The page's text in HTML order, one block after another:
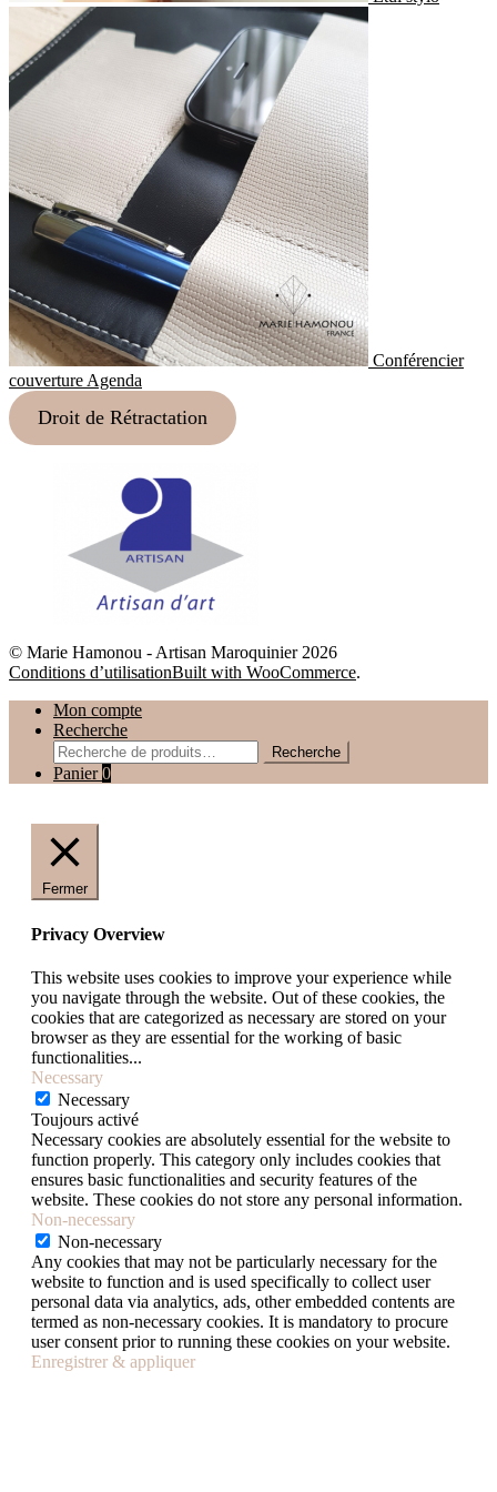
Conférencier
couverture Agenda
Droit de Rétractation
© Marie Hamonou - Artisan Maroquinier 2026
Conditions d’utilisationBuilt with WooCommerce.
Mon compte
Recherche
Recherche
pour :
Recherche
Panier0
Fermer
Privacy Overview
This website uses cookies to improve your experience while
you navigate through the website. Out of these cookies, the
cookies that are categorized as necessary are stored on your
browser as they are essential for the working of basic
functionalities...
Necessary
Necessary
Toujours activé
Necessary cookies are absolutely essential for the website to
function properly. This category only includes cookies that
ensures basic functionalities and security features of the
website. These cookies do not store any personal information.
Non-necessary
Non-necessary
Any cookies that may not be particularly necessary for the
website to function and is used specifically to collect user
personal data via analytics, ads, other embedded contents are
termed as non-necessary cookies. It is mandatory to procure
user consent prior to running these cookies on your website.
Enregistrer & appliquer